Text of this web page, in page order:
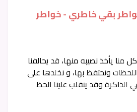
بقي خاطري - خواطر
منا يأخذ نصيبه منها، قد يحالفنا
ونحتفظ بها، و نخلدها على
وقد ينقلب علينا الحظ